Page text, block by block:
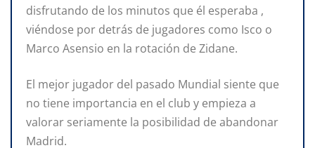
disfrutando de los minutos que él esperaba ,
viéndose por detrás de jugadores como Isco o
Marco Asensio en la rotación de Zidane.
El mejor jugador del pasado Mundial siente que
no tiene importancia en el club y empieza a
valorar seriamente la posibilidad de abandonar
Madrid.